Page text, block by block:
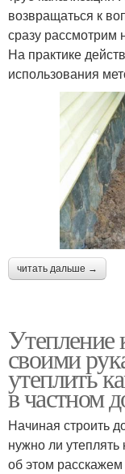
возвращаться к
сразу рассмотрим
На практике
использования
читать дальше →
Утепление
своими
утеплить
в частном
Начиная строить
нужно ли
об этом расскажем